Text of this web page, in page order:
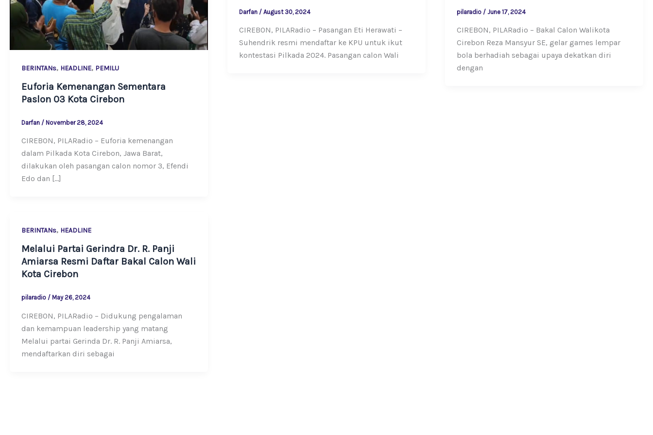
BERINTANs, HEADLINE, PEMILU
Euforia Kemenangan Sementara
Paslon 03 Kota Cirebon
Darfan / November 28, 2024
CIREBON, PILARadio – Euforia kemenangan
dalam Pilkada Kota Cirebon, Jawa Barat,
dilakukan oleh pasangan calon nomor 3, Efendi
Edo dan […]
Darfan / August 30, 2024
CIREBON, PILARadio – Pasangan Eti Herawati –
Suhendrik resmi mendaftar ke KPU untuk ikut
kontestasi Pilkada 2024. Pasangan calon Wali
pilaradio / June 17, 2024
CIREBON, PILARadio – Bakal Calon Walikota
Cirebon Reza Mansyur SE, gelar games lempar
bola berhadiah sebagai upaya dekatkan diri
dengan
BERINTANs, HEADLINE
Melalui Partai Gerindra Dr. R. Panji
Amiarsa Resmi Daftar Bakal Calon Wali
Kota Cirebon
pilaradio / May 26, 2024
CIREBON, PILARadio – Didukung pengalaman
dan kemampuan leadership yang matang
Melalui partai Gerinda Dr. R. Panji Amiarsa,
mendaftarkan diri sebagai